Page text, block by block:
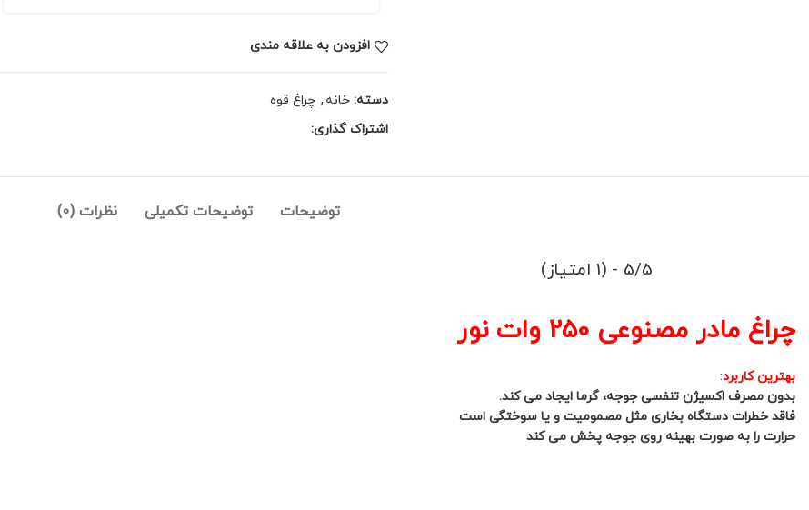
افزودن به علاقه مندی
دسته: خانه , چراغ قوه
اشتراک گذاری:
توضیحات توضیحات تکمیلی نظرات (0)
5/5 - (1 امتیاز)
چراغ مادر مصنوعی 250 وات نور
بهترین کاربرد:
بدون مصرف اکسیژن تنفسی جوجه، گرما ایجاد می کند.
فاقد خطرات دستگاه بخاری مثل مصمومیت و یا سوختگی است
حرارت را به صورت بهینه روی جوجه پخش می کند